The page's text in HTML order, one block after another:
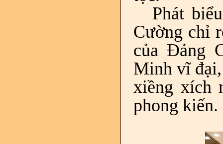
Phát
Cường chỉ
của Đảng
Minh vĩ đại,
xiềng xích
phong kiến.